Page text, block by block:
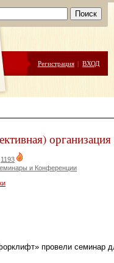
Регистрация | ВХОД
организация
1193
и Конференции
провели семинар